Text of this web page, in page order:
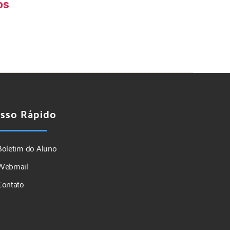
Rápido
do Aluno